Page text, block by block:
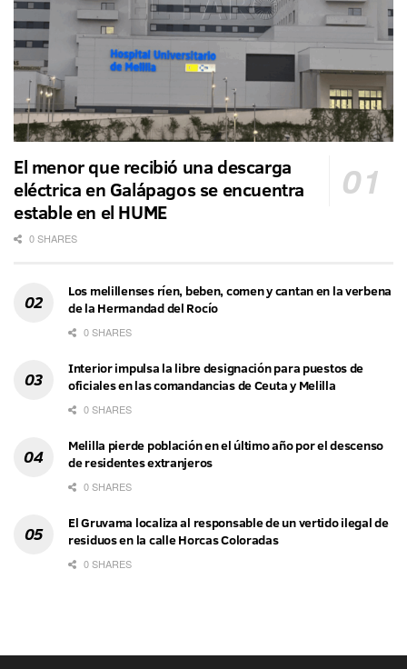
El menor que recibió una descarga
eléctrica en Galápagos se encuentra
estable en el HUME
0 SHARES
Los melillenses ríen, beben, comen y cantan en la verbena
de la Hermandad del Rocío
0 SHARES
Interior impulsa la libre designación para puestos de
oficiales en las comandancias de Ceuta y Melilla
0 SHARES
Melilla pierde población en el último año por el descenso
de residentes extranjeros
0 SHARES
El Gruvama localiza al responsable de un vertido ilegal de
residuos en la calle Horcas Coloradas
0 SHARES